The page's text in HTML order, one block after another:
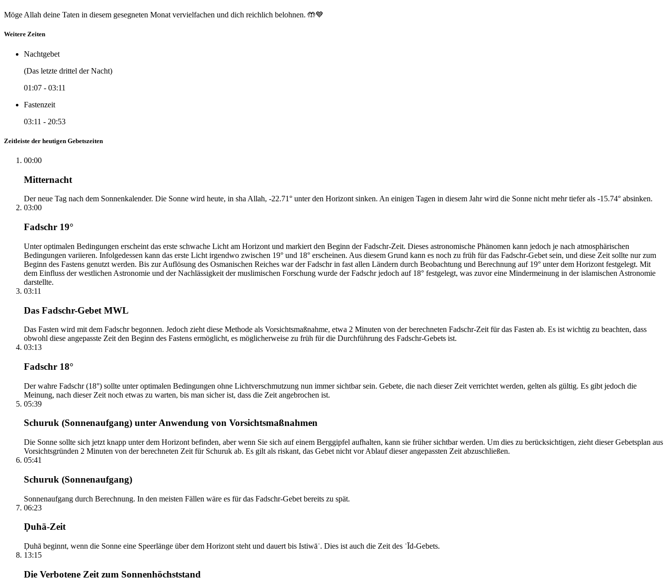
Möge Allah deine Taten in diesem gesegneten Monat vervielfachen und dich reichlich belohnen. 🤲💙
Weitere Zeiten
Nachtgebet
(Das letzte drittel der Nacht)
01:07 - 03:11
Fastenzeit
03:11 - 20:53
Zeitleiste der heutigen Gebetszeiten
00:00
Mitternacht
Der neue Tag nach dem Sonnenkalender. Die Sonne wird heute, in sha Allah, -22.71° unter den Horizont sinken. An einigen Tagen in diesem Jahr wird die Sonne nicht mehr tiefer als -15.74° absinken.
03:00
Fadschr 19°
Unter optimalen Bedingungen erscheint das erste schwache Licht am Horizont und markiert den Beginn der Fadschr-Zeit. Dieses astronomische Phänomen kann jedoch je nach atmosphärischen
Bedingungen variieren. Infolgedessen kann das erste Licht irgendwo zwischen 19° und 18° erscheinen. Aus diesem Grund kann es noch zu früh für das Fadschr-Gebet sein, und diese Zeit sollte nur zum
Beginn des Fastens genutzt werden. Bis zur Auflösung des Osmanischen Reiches war der Fadschr in fast allen Ländern durch Beobachtung und Berechnung auf 19° unter dem Horizont festgelegt. Mit
dem Einfluss der westlichen Astronomie und der Nachlässigkeit der muslimischen Forschung wurde der Fadschr jedoch auf 18° festgelegt, was zuvor eine Mindermeinung in der islamischen Astronomie
darstellte.
03:11
Das Fadschr-Gebet MWL
Das Fasten wird mit dem Fadschr begonnen. Jedoch zieht diese Methode als Vorsichtsmaßnahme, etwa 2 Minuten von der berechneten Fadschr-Zeit für das Fasten ab. Es ist wichtig zu beachten, dass
obwohl diese angepasste Zeit den Beginn des Fastens ermöglicht, es möglicherweise zu früh für die Durchführung des Fadschr-Gebets ist.
03:13
Fadschr 18°
Der wahre Fadschr (18°) sollte unter optimalen Bedingungen ohne Lichtverschmutzung nun immer sichtbar sein. Gebete, die nach dieser Zeit verrichtet werden, gelten als gültig. Es gibt jedoch die
Meinung, nach dieser Zeit noch etwas zu warten, bis man sicher ist, dass die Zeit angebrochen ist.
05:39
Schuruk (Sonnenaufgang) unter Anwendung von Vorsichtsmaßnahmen
Die Sonne sollte sich jetzt knapp unter dem Horizont befinden, aber wenn Sie sich auf einem Berggipfel aufhalten, kann sie früher sichtbar werden. Um dies zu berücksichtigen, zieht dieser Gebetsplan aus
Vorsichtsgründen 2 Minuten von der berechneten Zeit für Schuruk ab. Es gilt als riskant, das Gebet nicht vor Ablauf dieser angepassten Zeit abzuschließen.
05:41
Schuruk (Sonnenaufgang)
Sonnenaufgang durch Berechnung. In den meisten Fällen wäre es für das Fadschr-Gebet bereits zu spät.
06:23
Ḍuhā-Zeit
Ḍuhā beginnt, wenn die Sonne eine Speerlänge über dem Horizont steht und dauert bis Istiwāʾ. Dies ist auch die Zeit des ʿĪd-Gebets.
13:15
Die Verbotene Zeit zum Sonnenhöchststand